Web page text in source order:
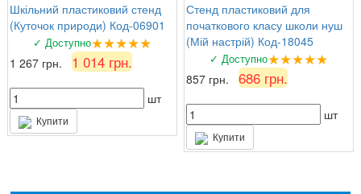
Шкільний пластиковий стенд
(Куточок природи) Код-06901
✓ Доступно★★★★★
1 267 грн. 1 014 грн.
шт
Купити
Стенд пластиковий для
початкового класу школи нуш
(Мій настрій) Код-18045
✓ Доступно★★★★★
857 грн. 686 грн.
шт
Купити